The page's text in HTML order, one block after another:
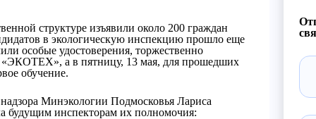
структуре изъявили около 200 граждан
в экологическую инспекцию прошло еще
особые удостоверения, торжественно
а в пятницу, 13 мая, для прошедших
обучение.
Минэкологии Подмосковья Лариса
будущим инспекторам их полномочия: